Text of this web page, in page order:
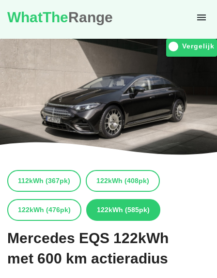
WhatTheRange
Vergelijk
112kWh (367pk) 122kWh (408pk)
122kWh (476pk) 122kWh (585pk)
Mercedes EQS 122kWh
met 600 km actieradius